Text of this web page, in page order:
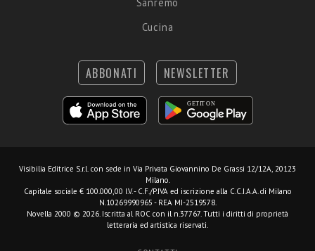
Cucina
ABBONATI NEWSLETTER
Visibilia Editrice S.r.l. con sede in Via Privata Giovannino De Grassi 12/12A, 20123
Milano.
Capitale sociale € 100.000,00 I.V. - C.F./P.IVA ed iscrizione alla C.C.I.A.A. di Milano
N.10269990965 - REA MI-2519578.
Novella 2000 © 2026. Iscritta al ROC con il n.37767. Tutti i diritti di proprietà
letteraria ed artistica riservati.